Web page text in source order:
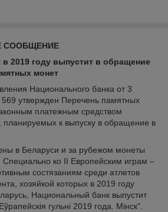
СООБЩЕНИЕ
2019 году выпустит в обращение
монет
Национального банка от 3
утвержден Перечень памятных
платежным средством
планируемых к выпуску в обращение в
в Беларуси и за рубежом монеты
Специально ко II Европейским играм –
состязаниям среди атлетов
хозяйкой которых в 2019 году
Национальный банк выпустит
гульні 2019 года. Мінск".